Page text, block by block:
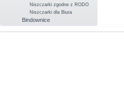
Niszczarki zgodne z RODO
Niszczarki dla Biura
Bindownice